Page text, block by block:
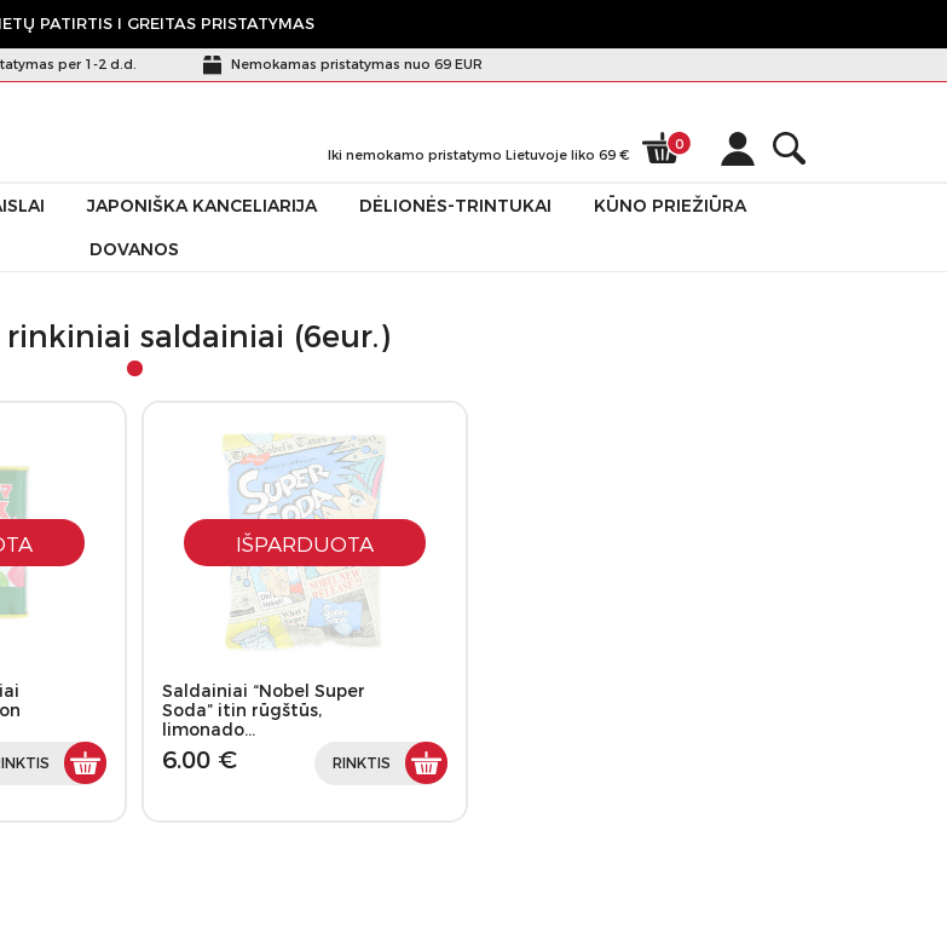
PATIRTIS I GREITAS PRISTATYMAS
per 1-2 d.d. Nemokamas pristatymas nuo 69 EUR
Iki nemokamo pristatymo Lietuvoje liko 69 €
0
JAPONIŠKA KANCELIARIJA DĖLIONĖS-TRINTUKAI
KŪNO PRIEŽIŪRA
DOVANOS
rinkiniai saldainiai (6eur.)
IŠPARDUOTA
Saldainiai “Nobel Super
Soda” itin rūgštūs,
limonado…
6.00 € RINKTIS